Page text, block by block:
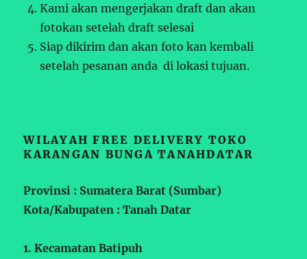
Kami akan mengerjakan draft dan akan
fotokan setelah draft selesai
Siap dikirim dan akan foto kan kembali
setelah pesanan anda di lokasi tujuan.
WILAYAH FREE DELIVERY TOKO
KARANGAN BUNGA TANAHDATAR
Provinsi : Sumatera Barat (Sumbar)
Kota/Kabupaten : Tanah Datar
1. Kecamatan Batipuh